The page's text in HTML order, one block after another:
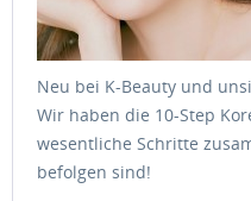
Neu bei K-Beauty und
Wir haben die 10-Step
wesentliche Schritte
befolgen sind!